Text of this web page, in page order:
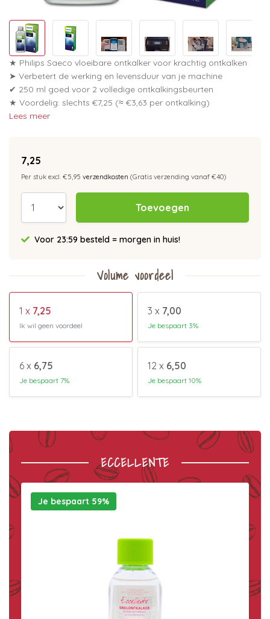
★ Philips Saeco vloeibare ontkalker voor krachtig ontkalken
➤ Verbetert de werking en levensduur van je machine
✔ 250 ml goed voor 2 volledige ontkalkingsbeurten
★ Voordelig: slechts €7,25 (≈ €3,63 per ontkalking)
Lees meer
7,25
Per stuk excl. €5,95 verzendkosten (Gratis verzending vanaf €40)
Toevoegen
Voor 23:59 besteld = morgen in huis!
Volume voordeel
1 x 7,25
Ik wil geen voordeel
3 x 7,00
Je bespaart 3%
6 x 6,75
Je bespaart 7%
12 x 6,50
Je bespaart 10%
ECCELLENTE
Je bespaart 59%